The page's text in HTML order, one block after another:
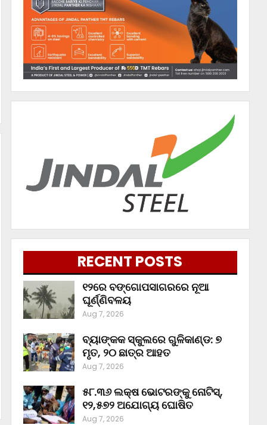
RECENT POSTS
୧୨ରେ ବଙ୍ଗୋପସାଗରରେ ନୂଆ
ଘୂର୍ଣ୍ଣିବଳୟ
Aug 7, 2026
ବ୍ୟାଙ୍କକ ସ୍କୁଲରେ ଗୁଳିକାଣ୍ଡ: ୭
ମୃତ, ୨୦ ଛାତ୍ର ଆହତ
Aug 7, 2026
୫୮.୩୬ ଲକ୍ଷ ଭୋଟରଙ୍କୁ ନୋଟିସ୍‌,
୧୨,୫୭୨ ଅଯୋଗ୍ୟ ଘୋଷିତ
Aug 7, 2026